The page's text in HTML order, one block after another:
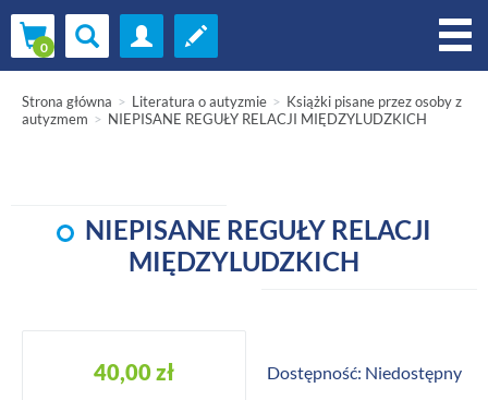
Strona główna Literatura o autyzmie
Książki pisane przez osoby z
autyzmem
NIEPISANE REGUŁY RELACJI MIĘDZYLUDZKICH
NIEPISANE REGUŁY RELACJI
MIĘDZYLUDZKICH
40,00 zł Dostępność: Niedostępny